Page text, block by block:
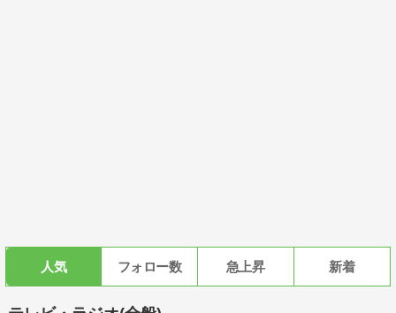
人気 フォロー数 急上昇 新着